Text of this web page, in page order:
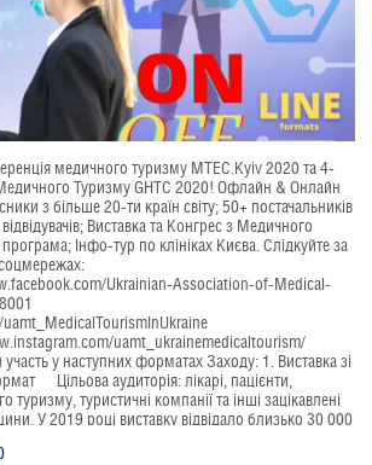
медичного туризму MTEC.Kyiv 2020 та 4-
Туризму GHTC 2020! Офлайн & Онлайн
з більше 20-ти країн світу; 50+ постачальників
Виставка та Конгрес з Медичного
Інфо-тур по клініках Києва. Слідкуйте за
Ukrainian-Association-of-Medical-
uamt_ukrainemedicaltourism/
у наступних форматах Заходу: 1. Виставка зі
Цільова аудиторія: лікарі, пацієнти,
туризму, туристичні компанії та інші зацікавлені
У 2019 році виставку відвідало близько 30 000
стенду: · Реєстраційний внесок: 3 960...